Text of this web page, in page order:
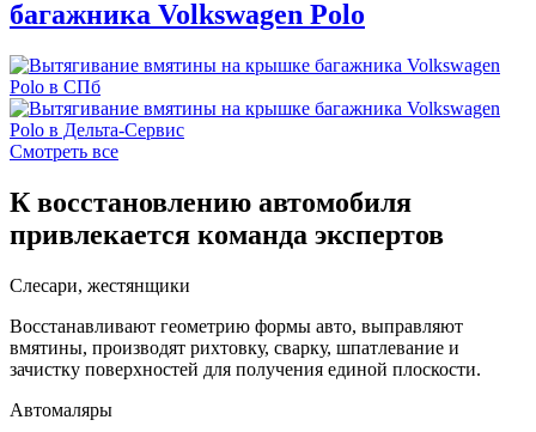
багажника Volkswagen Polo
Смотреть все
К восстановлению автомобиля
привлекается команда экспертов
Слесари, жестянщики
Восстанавливают геометрию формы авто, выправляют
вмятины, производят рихтовку, сварку, шпатлевание и
зачистку поверхностей для получения единой плоскости.
Автомаляры